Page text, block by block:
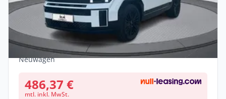
Gewerbe & Privat
Hyundai SANTA FE HEV (MY26) 1.6 T-GDI
(239 PS) Blackline
Hybrid •Automatik •239 PS (176 kW)
Neuwagen
486,37 €
mtl. inkl. MwSt.